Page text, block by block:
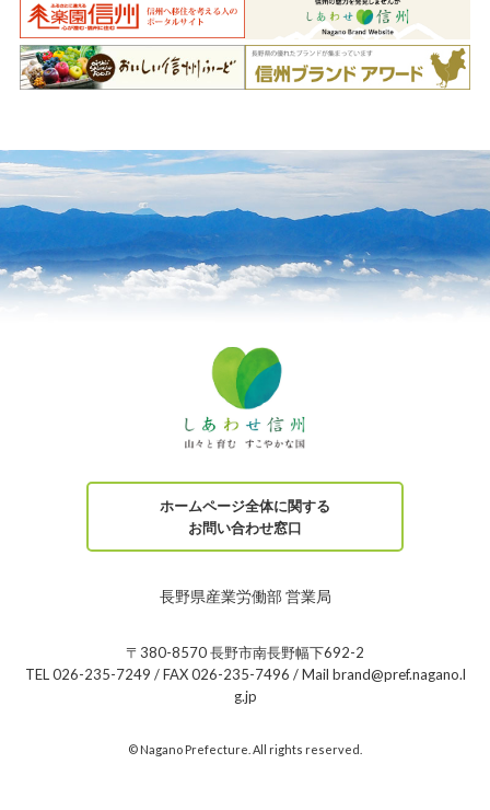
ホームページ全体に関する
お問い合わせ窓口
長野県産業労働部 営業局
〒380-8570 長野市南長野幅下692-2
TEL 026-235-7249 / FAX 026-235-7496 / Mail brand@pref.nagano.l
g.jp
© Nagano Prefecture. All rights reserved.